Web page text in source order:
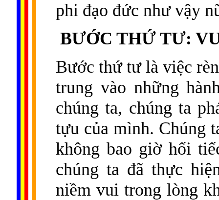
phi đạo đức như vậy
BƯỚC THỨ TƯ:
Bước thứ tư là việc
trung vào những
chúng ta, chúng ta
tựu của mình. Chúng
không bao giờ hối
chúng ta đã thực
niềm vui trong lòng